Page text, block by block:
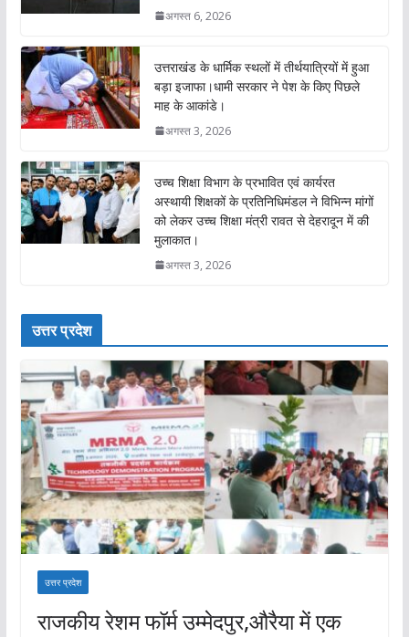
अगस्त 6, 2026
उत्तराखंड के धार्मिक स्थलों में तीर्थयात्रियों में हुआ
बड़ा इजाफा।धामी सरकार ने पेश के किए पिछले
माह के आकांडे।
अगस्त 3, 2026
उच्च शिक्षा विभाग के प्रभावित एवं कार्यरत
अस्थायी शिक्षकों के प्रतिनिधिमंडल ने विभिन्न मांगों
को लेकर उच्च शिक्षा मंत्री रावत से देहरादून में की
मुलाकात।
अगस्त 3, 2026
उत्तर प्रदेश
उत्तर प्रदेश
राजकीय रेशम फॉर्म उम्मेदपुर,औरैया में एक